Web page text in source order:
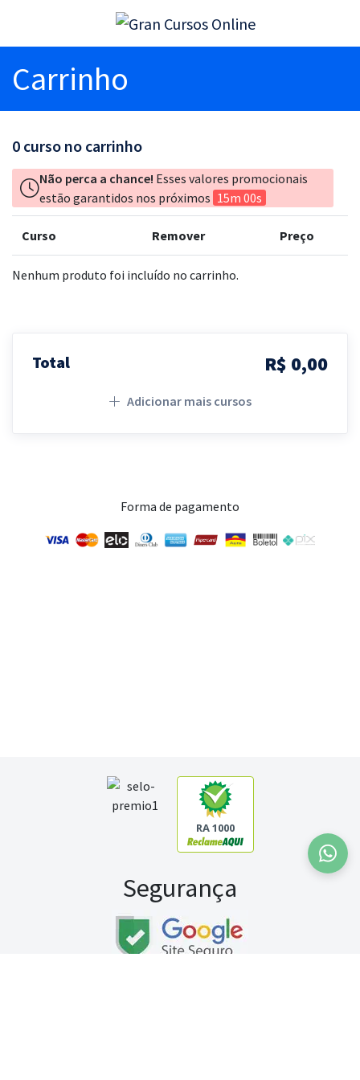
Carrinho
0 curso no carrinho
Não perca a chance! Esses valores promocionais
estão garantidos nos próximos 15m 00s
Curso Remover Preço
Nenhum produto foi incluído no carrinho.
Total R$ 0,00
Adicionar mais cursos
Forma de pagamento
RA 1000
Segurança